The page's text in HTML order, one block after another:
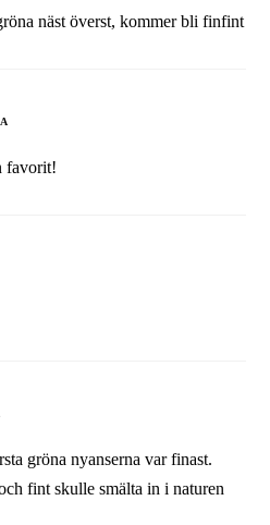
näst överst, kommer bli finfint
favorit!
gröna nyanserna var finast.
fint skulle smälta in i naturen